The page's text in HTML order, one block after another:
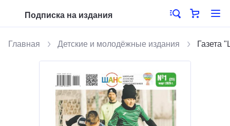
Подписка на издания
Главная Детские и молодёжные издания Газета